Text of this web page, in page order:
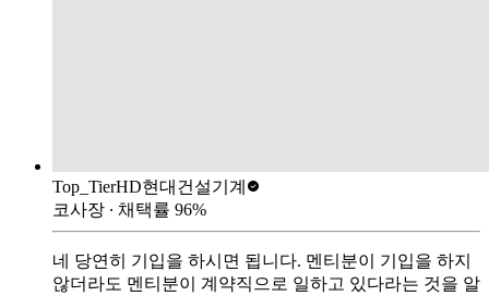
Top_TierHD현대건설기계
코사장 ∙ 채택률 96%
네 당연히 기입을 하시면 됩니다. 멘티분이 기입을 하지
않더라도 멘티분이 계약직으로 일하고 있다라는 것을 알